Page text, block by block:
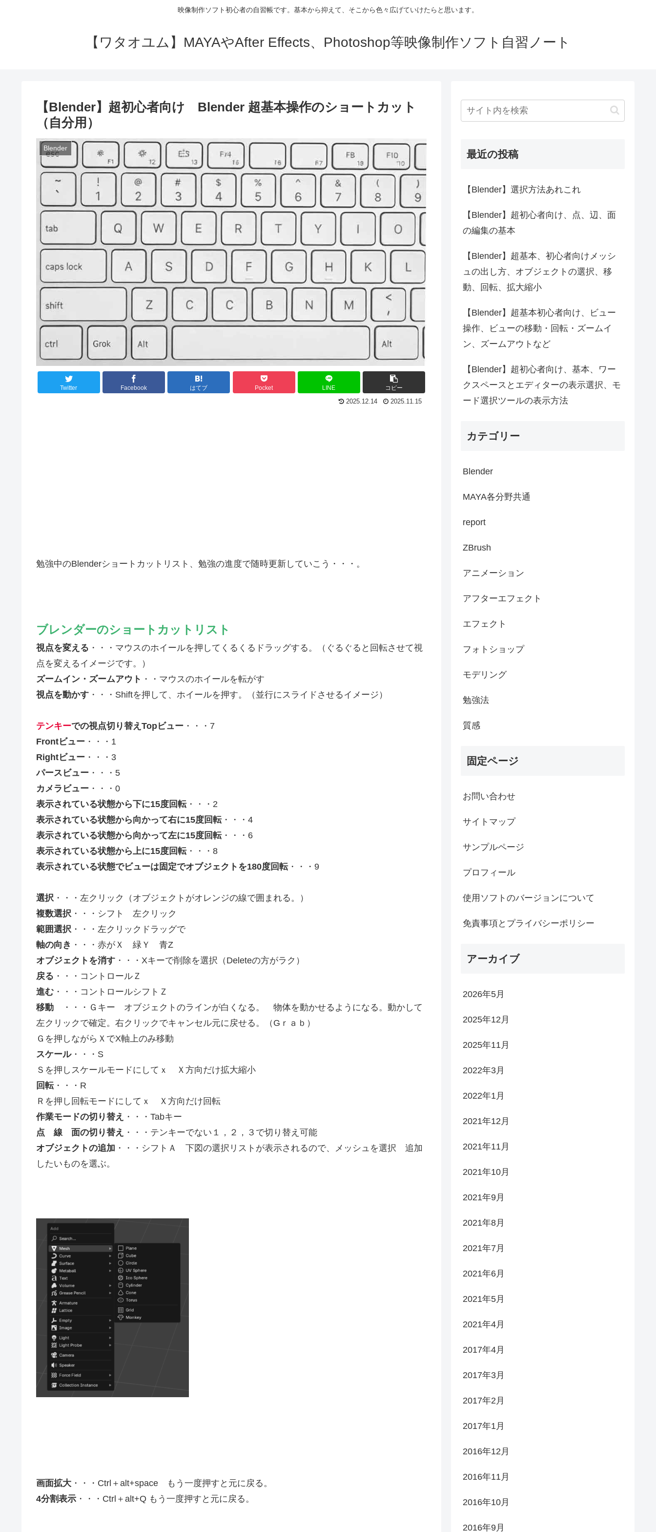
映像制作ソフト初心者の自習帳です。基本から抑えて、そこから色々広げていけたらと思います。
【ワタオユム】MAYAやAfter Effects、Photoshop等映像制作ソフト自習ノート
【Blender】超初心者向け Blender 超基本操作のショートカット
（自分用）
Blender
Twitter Facebook はてブ Pocket LINE コピー
2025.12.14 2025.11.15
勉強中のBlenderショートカットリスト、勉強の進度で随時更新していこう・・・。
ブレンダーのショートカットリスト
視点を変える ・・・マウスのホイールを押してくるくるドラッグする。（ぐるぐると回転させて視
点を変えるイメージです。）
ズームイン・ズームアウト ・・マウスのホイールを転がす
視点を動かす ・・・Shiftを押して、ホイールを押す。（並行にスライドさせるイメージ）
テンキーでの視点切り替え Topビュー ・・・7
Frontビュー ・・・1
Rightビュー ・・・3
パースビュー ・・・5
カメラビュー ・・・0
表示されている状態から下に15度回転・・・2
表示されている状態から向かって右に15度回転・・・4
表示されている状態から向かって左に15度回転・・・6
表示されている状態から上に15度回転・・・8
表示されている状態でビューは固定でオブジェクトを180度回転・・・9
選択 ・・・左クリック（オブジェクトがオレンジの線で囲まれる。）
複数選択 ・・・シフト 左クリック
範囲選択 ・・・左クリックドラッグで
軸の向き ・・・赤がＸ 緑Ｙ 青Z
オブジェクトを消す ・・・Xキーで削除を選択（Deleteの方がラク）
戻る ・・・コントロールＺ
進む ・・・コントロールシフトＺ
移動 ・・・Ｇキー オブジェクトのラインが白くなる。 物体を動かせるようになる。動かして
左クリックで確定。右クリックでキャンセル元に戻せる。（Gｒａｂ）
Ｇを押しながらＸでX軸上のみ移動
スケール・・・S
Ｓを押しスケールモードにしてｘ Ｘ方向だけ拡大縮小
回転・・・R
Ｒを押し回転モードにしてｘ Ｘ方向だけ回転
作業モードの切り替え ・・・Tabキー
点 線 面の切り替え ・・・テンキーでない１，２，３で切り替え可能
オブジェクトの追加 ・・・シフトＡ 下図の選択リストが表示されるので、メッシュを選択 追加
したいものを選ぶ。
画面拡大 ・・・Ctrl＋alt+space もう一度押すと元に戻る。
4分割表示 ・・・Ctrl＋alt+Q もう一度押すと元に戻る。
最近の投稿
【Blender】選択方法あれこれ
【Blender】超初心者向け、点、辺、面
の編集の基本
【Blender】超基本、初心者向けメッシ
ュの出し方、オブジェクトの選択、移
動、回転、拡大縮小
【Blender】超基本初心者向け、ビュー
操作、ビューの移動・回転・ズームイ
ン、ズームアウトなど
【Blender】超初心者向け、基本、ワー
クスペースとエディターの表示選択、モ
ード選択ツールの表示方法
カテゴリー
Blender
MAYA各分野共通
report
ZBrush
アニメーション
アフターエフェクト
エフェクト
フォトショップ
モデリング
勉強法
質感
固定ページ
お問い合わせ
サイトマップ
サンプルページ
プロフィール
使用ソフトのバージョンについて
免責事項とプライバシーポリシー
アーカイブ
2026年5月
2025年12月
2025年11月
2022年3月
2022年1月
2021年12月
2021年11月
2021年10月
2021年9月
2021年8月
2021年7月
2021年6月
2021年5月
2021年4月
2017年4月
2017年3月
2017年2月
2017年1月
2016年12月
2016年11月
2016年10月
2016年9月